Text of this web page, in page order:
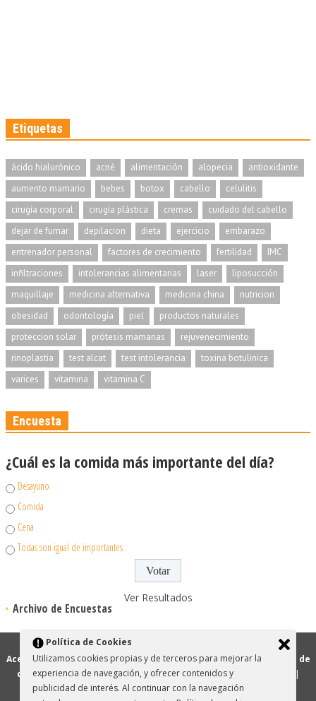
Etiquetas
ácido hialurónico acné alimentación alopecia
antioxidante
aumento mamario
bebes botox cabello
celulitis
cirugía corporal
cirugía plástica cremas
cuidado del cabello
dejar de fumar
depilacion dieta ejercicio
embarazo
entrenador personal
factores de crecimiento fertilidad
IMC
infiltraciones
intolerancias alimentarias laser
liposucción
maquillaje
medicina alternativa medicina china
nutricion
obesidad
odontología piel
productos naturales
proteccion solar
prótesis mamarias
rejuvenecimiento
rinoplastia
test alcat test intolerancia
toxina botulinica
varices
vitamina vitamina C
Encuesta
¿Cuál es la comida más importante del día?
Desayuno
Comida
Cena
Todas son igual de importantes
Ver Resultados
Archivo de Encuestas
el cuerpo.es 2006-2026
Acerca de elcuerpo.es|Información legal|Privacidad | Política de
cookies|Glosario de estética|Mapa web|Sugerir sitio web
|
Tienda Online Cosméticos
Política de Cookies
Utilizamos cookies propias y de terceros para mejorar la
experiencia de navegación, y ofrecer contenidos y
publicidad de interés. Al continuar con la navegación